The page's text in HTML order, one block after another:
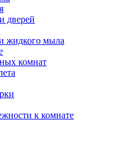
дверей
жидкого мыла
комнат
к комнате